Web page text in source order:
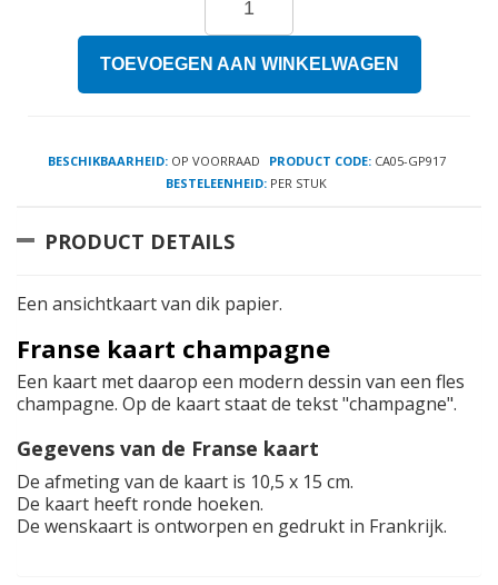
TOEVOEGEN AAN WINKELWAGEN
BESCHIKBAARHEID: OP VOORRAAD PRODUCT CODE:CA05-GP917
BESTELEENHEID: PER STUK
PRODUCT DETAILS
Een ansichtkaart van dik papier.
Franse kaart champagne
Een kaart met daarop een modern dessin van een fles
champagne. Op de kaart staat de tekst "champagne".
Gegevens van de Franse kaart
De afmeting van de kaart is 10,5 x 15 cm.
De kaart heeft ronde hoeken.
De wenskaart is ontworpen en gedrukt in Frankrijk.